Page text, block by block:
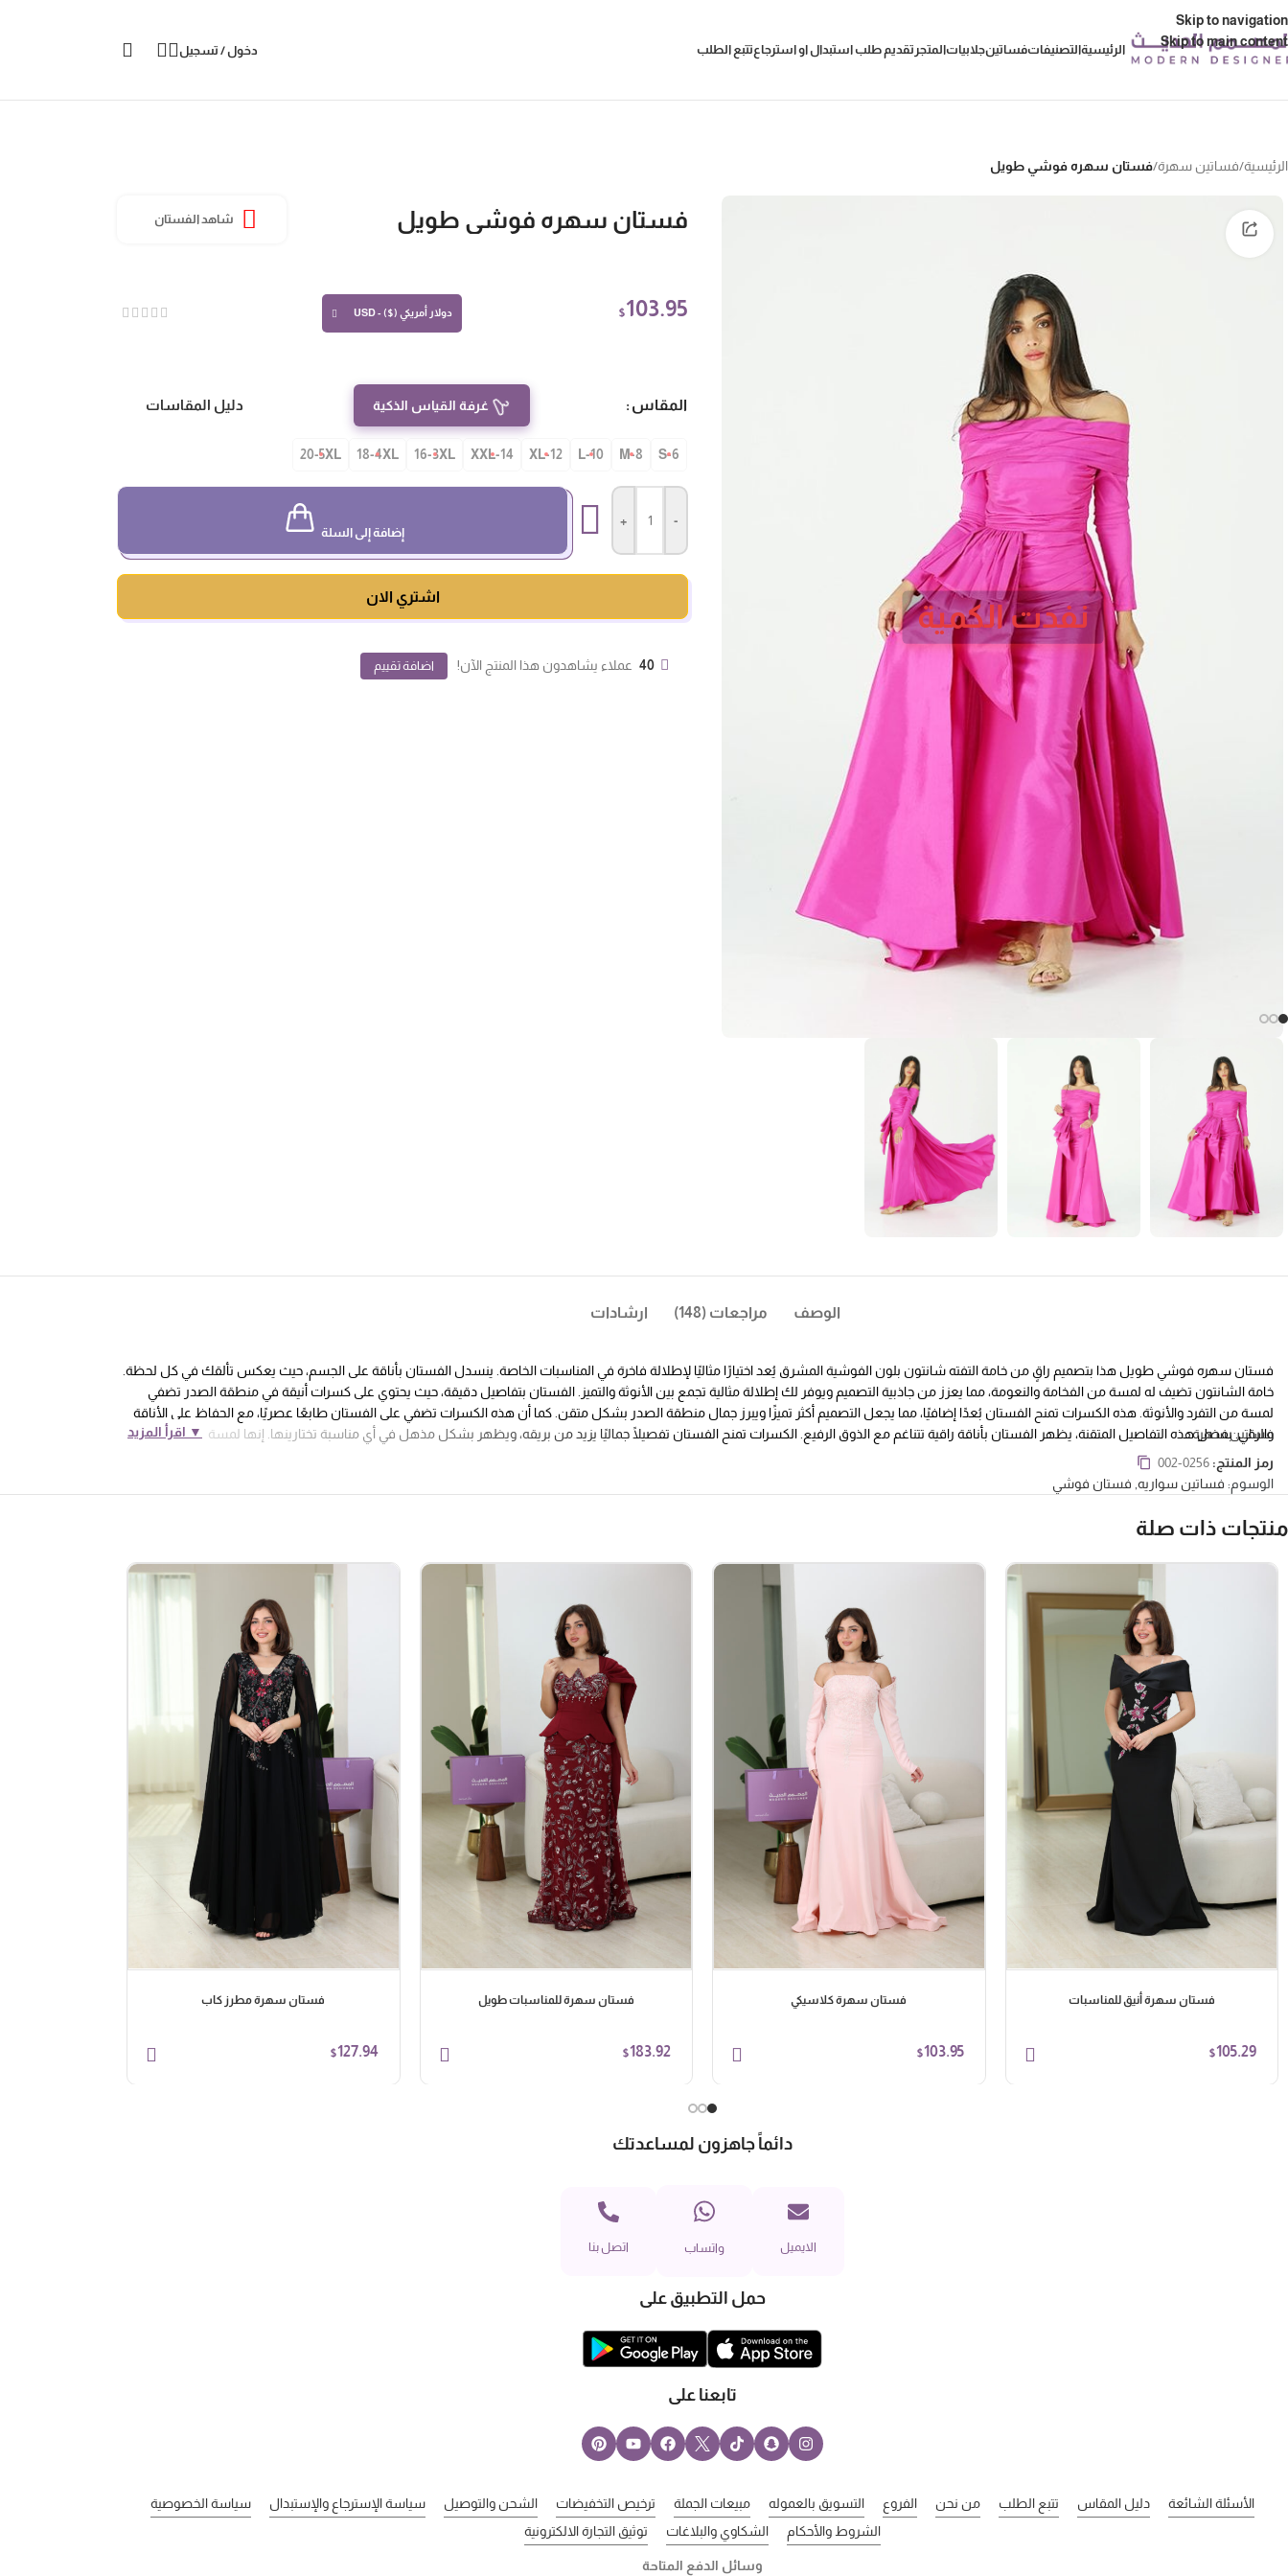
Skip to navigation
Skip to main content
الرئيسيةالتصنيفاتفساتينجلابياتالمتجر تقديم طلب استبدال او استرجاعتتبع الطلب دخول / تسجيل
الرئيسية/فساتين سهرة/فستان سهره فوشي طويل
نفدت الكمية
فستان سهره فوشي طويل شاهد الفستان
$103.95 دولار أمريكي ($) - USD
المقاس غرفة القياس الذكية دليل المقاسات
S-6
8-M
10-L
12-XL
14-XXL
16-3XL
18-4XL
20-5XL
-
+
إضافة إلى السلة
اشتري الان
40 عملاء يشاهدون هذا المنتج الآن! اضافة تقييم
الوصف مراجعات (148) ارشادات
فستان سهره فوشي طويل هذا بتصميم راقٍ من خامة التفته شانتون بلون الفوشية المشرق يُعد اختيارًا مثاليًا لإطلالة فاخرة في المناسبات الخاصة. ينسدل الفستان بأناقة على الجسم، حيث يعكس تألقك في كل لحظة.
خامة الشانتون تضيف له لمسة من الفخامة والنعومة، مما يعزز من جاذبية التصميم ويوفر لك إطلالة مثالية تجمع بين الأنوثة والتميز. الفستان بتفاصيل دقيقة، حيث يحتوي على كسرات أنيقة في منطقة الصدر تضفي
لمسة من التفرد والأنوثة. هذه الكسرات تمنح الفستان بُعدًا إضافيًا، مما يجعل التصميم أكثر تميزًا ويبرز جمال منطقة الصدر بشكل متقن. كما أن هذه الكسرات تضفي على الفستان طابعًا عصريًا، مع الحفاظ على الأناقة
والرقي.بفضل هذه التفاصيل المتقنة، يظهر الفستان بأناقة راقية تتناغم مع الذوق الرفيع. الكسرات تمنح الفستان تفصيلًا جماليًا يزيد من بريقه، ويظهر بشكل مذهل في أي مناسبة تختارينها. إنها لمسة فنية تعكس
احترافية التصميم وجمال الخامة المستخدمة.
▼ اقرأ المزيد
فساتين سهرة
رمز المنتج: 002-0256
الوسوم: فساتين سواريه فستان فوشي
منتجات ذات صلة
فستان سهرة أنيق للمناسبات
$105.29
فستان سهرة كلاسيكي
$103.95
فستان سهرة للمناسبات طويل
$183.92
فستان سهرة مطرز كاب
$127.94
دائماً جاهزون لمساعدتك
الايميل واتساب اتصل بنا
حمل التطبيق على
تابعنا على
الأسئلة الشائعة دليل المقاس تتبع الطلب من نحن الفروع التسويق بالعموله مبيعات الجملة ترخيص التخفيضات الشحن والتوصيل سياسة الإسترجاع والإستبدال
سياسة الخصوصية
الشروط والأحكام
الشكاوي والبلاغات توثيق التجارة الالكترونية
وسائل الدفع المتاحة